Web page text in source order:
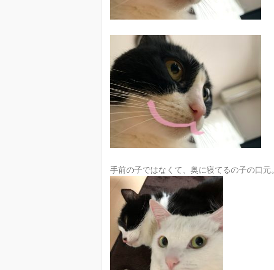
手前の子ではなくて、奥に寝てるの子の口元。